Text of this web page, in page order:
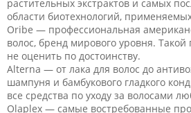
растительных экстрактов и самых
области биотехнологий,
Oribe — профессиональная
волос, бренд мирового уровня. Такой
не оценить по достоинству.
Alterna — от лака для волос до
шампуня и бамбукового гладкого
все средства по уходу за волосами
Olaplex — самые востребованные